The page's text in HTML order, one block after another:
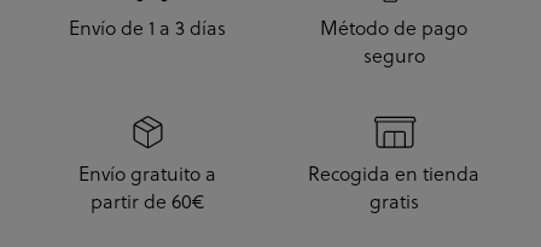
Envío de 1 a 3 días
Método de pago
seguro
Envío gratuito a
partir de 60€
Recogida en tienda
gratis